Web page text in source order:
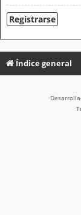
Registrarse
Índice general